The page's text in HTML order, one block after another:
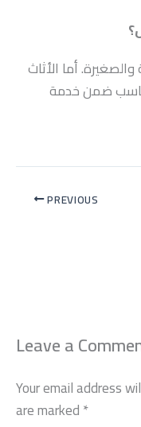
أما الأثاث
ضمن خدمة
PREVIOUS
Leave a
Your email address
are marked*